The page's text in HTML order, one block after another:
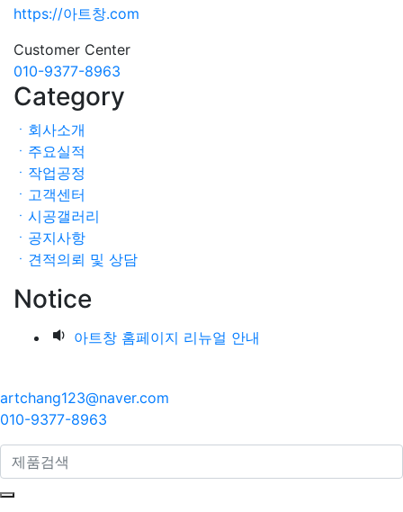
https://아트창.com
Customer Center
010-9377-8963
Category
ㆍ회사소개
ㆍ주요실적
ㆍ작업공정
ㆍ고객센터
ㆍ시공갤러리
ㆍ공지사항
ㆍ견적의뢰 및 상담
Notice
아트창 홈페이지 리뉴얼 안내
artchang123@naver.com
010-9377-8963
search here